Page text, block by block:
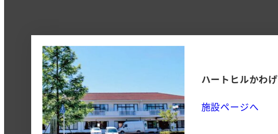
ハートヒルかわげ
施設ページへ